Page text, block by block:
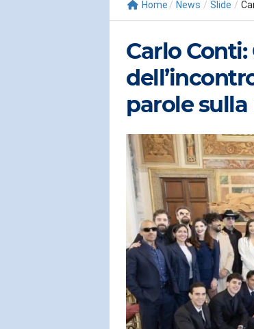
Home / News / Slide /
Carlo
parole